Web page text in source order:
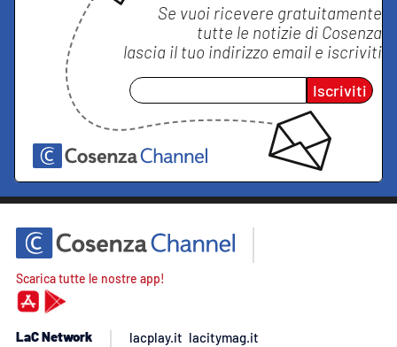
Se vuoi ricevere gratuitamente
tutte le notizie di Cosenza
lascia il tuo indirizzo email e iscriviti
Iscriviti
Scarica tutte le nostre app!
LaC Network lacplay.it lacitymag.it